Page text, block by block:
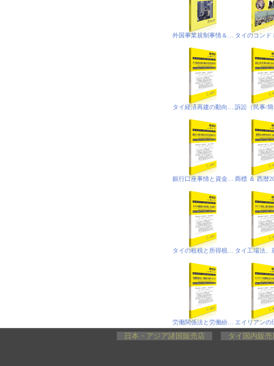
日本・アジア諸国販売店 タイ国内販